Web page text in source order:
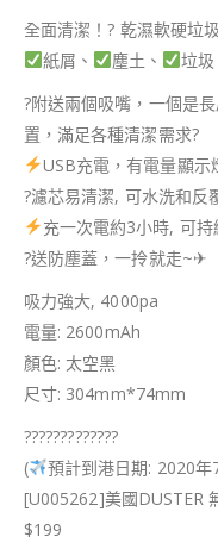
全面清潔！? 乾濕軟硬垃
紙屑、
塵土、 垃圾
?附送兩個吸嘴，一個是
置，滿足各種清潔需求?
USB充電，有電量顯示
?濾芯易清潔, 可水洗和反
充一次電約3小時, 可
?送防塵蓋，一拎就走~✈
吸力強大, 4000pa
電量: 2600mAh
顏色: 太空黑
尺寸: 304mm*74mm
?????????????
(
預計到港日期: 2020年
[U005262]美國DUSTER
$199